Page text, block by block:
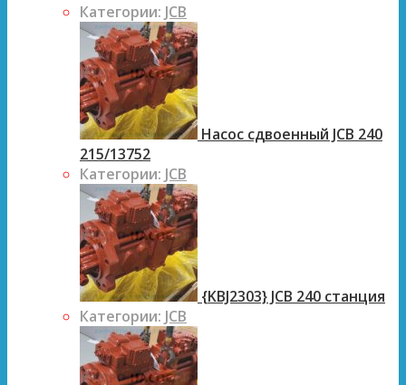
Категории: JCB
Насос сдвоенный JCB 240
215/13752
Категории: JCB
{KBJ2303} JCB 240 станция
Категории: JCB